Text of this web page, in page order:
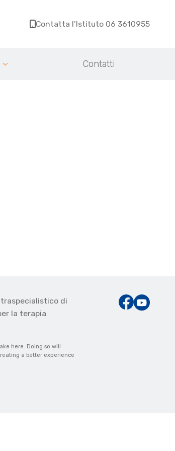
Contatta l’Istituto 06 3610955
Contatti
di
la terapia
here. Doing so will
a better experience